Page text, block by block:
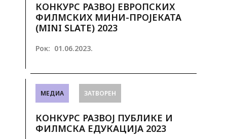
КОНКУРС РАЗВОЈ ЕВРОПСКИХ
ФИЛМСКИХ МИНИ-ПРОЈЕКАТА
(MINI SLATE) 2023
Рок: 01.06.2023.
МЕДИА ЗАТВОРЕН
КОНКУРС РАЗВОJ ПУБЛИКЕ И
ФИЛМСКА ЕДУКАЦИJА 2023